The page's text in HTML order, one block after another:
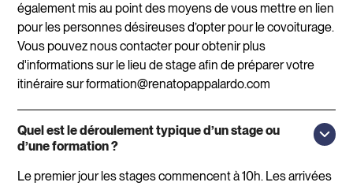
également mis au point des moyens de vous mettre en lien
pour les personnes désireuses d’opter pour le covoiturage.
Vous pouvez nous contacter pour obtenir plus
d'informations sur le lieu de stage afin de préparer votre
itinéraire sur formation@renatopappalardo.com
Quel est le déroulement typique d’un stage ou
d’une formation ?
Le premier jour les stages commencent à 10h. Les arrivées